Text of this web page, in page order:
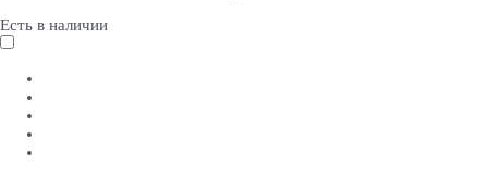
Есть в наличии